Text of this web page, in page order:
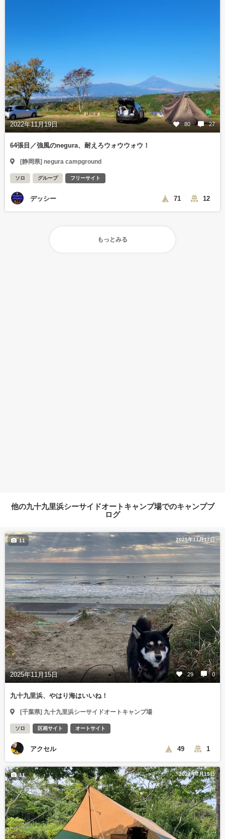
2022年11月19日 80 27
64張目／強風のnegura、耐えろウォウウォウ！
[静岡県] negura campground
ソロ グループ フリーサイト
デッシー 71 12
もっとみる
他の九十九里浜シーサイドオートキャンプ場でのキャンプブ
ログ
2025年11月17日
2025年11月15日 29 0
11
九十九里浜、やはり海はいいね！
[千葉県] 九十九里浜シーサイドオートキャンプ場
ソロ 区画サイト オートサイト
アクセル 49 1
2024年7月15日
11